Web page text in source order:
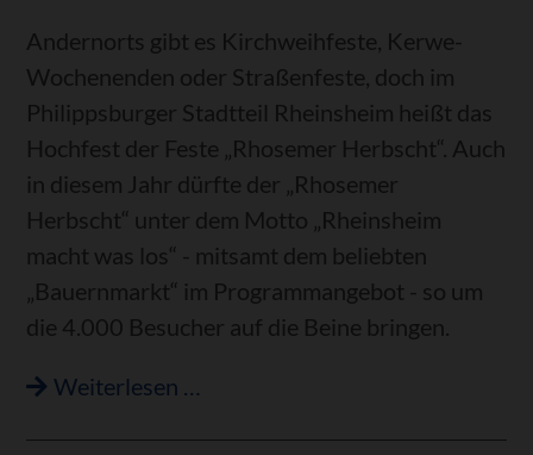
Andernorts gibt es Kirchweihfeste, Kerwe-
Wochenenden oder Straßenfeste, doch im
Philippsburger Stadtteil Rheinsheim heißt das
Hochfest der Feste „Rhosemer Herbscht“. Auch
in diesem Jahr dürfte der „Rhosemer
Herbscht“ unter dem Motto „Rheinsheim
macht was los“ - mitsamt dem beliebten
„Bauernmarkt“ im Programmangebot - so um
die 4.000 Besucher auf die Beine bringen.
Weiterlesen …